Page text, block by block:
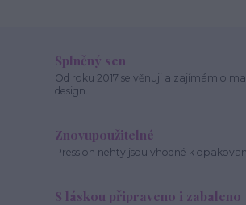
Splněný sen
Od roku 2017 se věnuji a zajímám o
design.
Znovupoužitelné
Press on nehty jsou vhodné k
S láskou připraveno i zabaleno